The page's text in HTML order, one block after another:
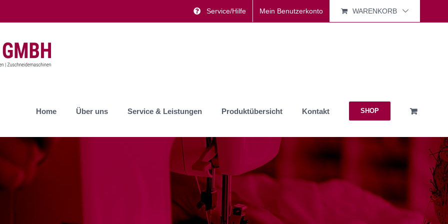
Service/Hilfe Mein Benutzerkonto WARENKORB
Home Über uns Service & Leistungen Produktübersicht Kontakt SHOP